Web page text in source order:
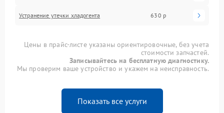
Устранение утечки хладогента 630 р
Цены в прайс-листе указаны ориентировочные, без учета
стоимости запчастей.
Записывайтесь на бесплатную диагностику.
Мы проверим ваше устройство и укажем на неисправность.
Показать все услуги